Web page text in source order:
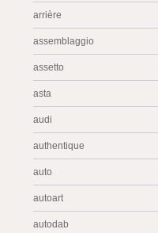
arrière
assemblaggio
assetto
asta
audi
authentique
auto
autoart
autodab